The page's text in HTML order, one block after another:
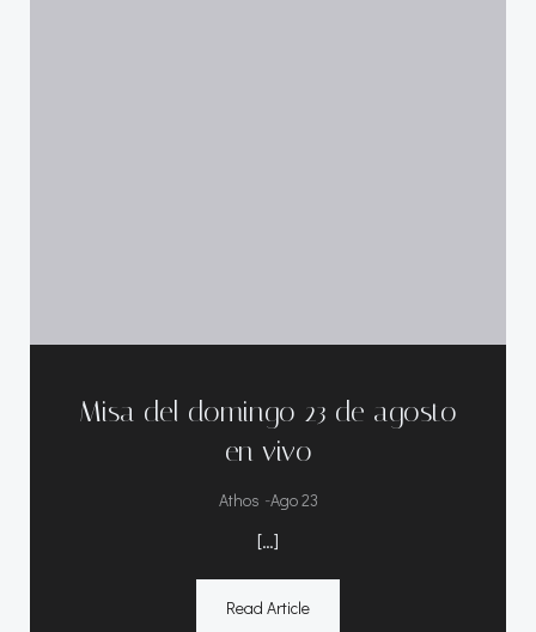
Misa del domingo 23 de agosto
en vivo
Athos -Ago 23
[…]
Read Article